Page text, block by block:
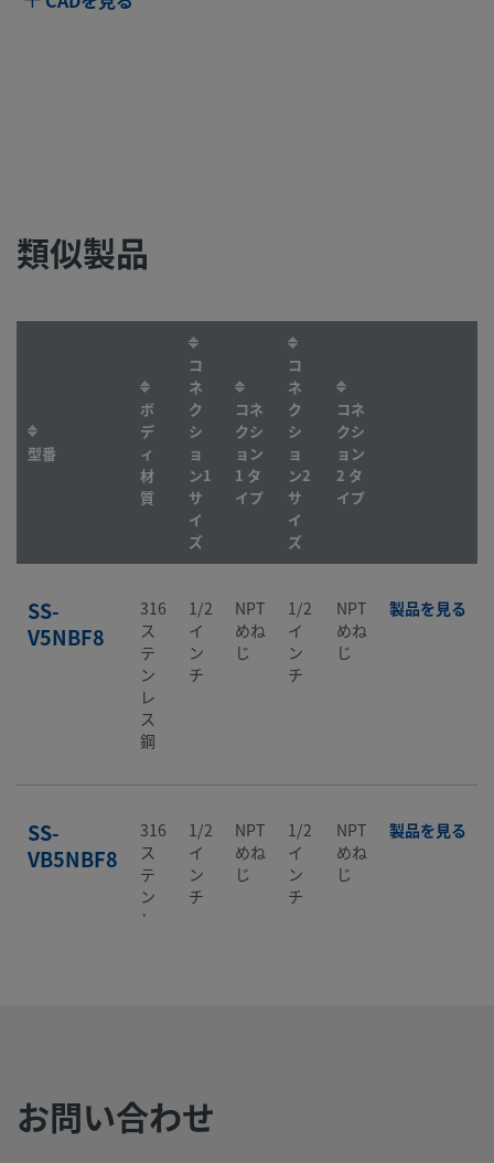
類似製品
型番
ボ
デ
ィ
材
質
コ
ネ
ク
シ
ョ
ン1
サ
イ
ズ
コネ
クシ
ョン
1 タ
イプ
コ
ネ
ク
シ
ョ
ン2
サ
イ
ズ
コネ
クシ
ョン
2 タ
イプ
SS-
V5NBF8
316
ス
テ
ン
レ
ス
鋼
1/2
イ
ン
チ
NPT
めね
じ
1/2
イ
ン
チ
NPT
めね
じ
製品を見る
SS-
VB5NBF8
316
ス
テ
ン
レ
1/2
イ
ン
チ
NPT
めね
じ
1/2
イ
ン
チ
NPT
めね
じ
製品を見る
お問い合わせ